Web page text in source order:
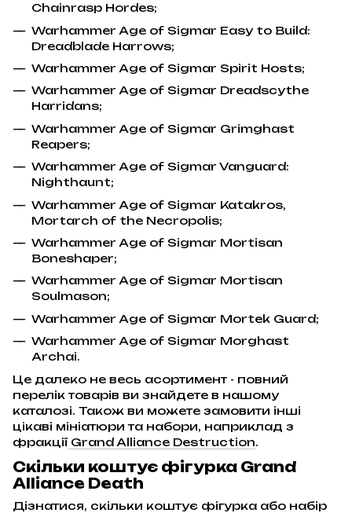
Chainrasp Hordes;
Warhammer Age of Sigmar Easy to Build:
Dreadblade Harrows;
Warhammer Age of Sigmar Spirit Hosts;
Warhammer Age of Sigmar Dreadscythe
Harridans;
Warhammer Age of Sigmar Grimghast
Reapers;
Warhammer Age of Sigmar Vanguard:
Nighthaunt;
Warhammer Age of Sigmar Katakros,
Mortarch of the Necropolis;
Warhammer Age of Sigmar Mortisan
Boneshaper;
Warhammer Age of Sigmar Mortisan
Soulmason;
Warhammer Age of Sigmar Mortek Guard;
Warhammer Age of Sigmar Morghast
Archai.
Це далеко не весь асортимент - повний
перелік товарів ви знайдете в нашому
каталозі. Також ви можете замовити інші
цікаві мініатюри та набори, наприклад з
фракції Grand Alliance Destruction.
Скільки коштує фігурка Grand
Alliance Death
Дізнатися, скільки коштує фігурка або набір